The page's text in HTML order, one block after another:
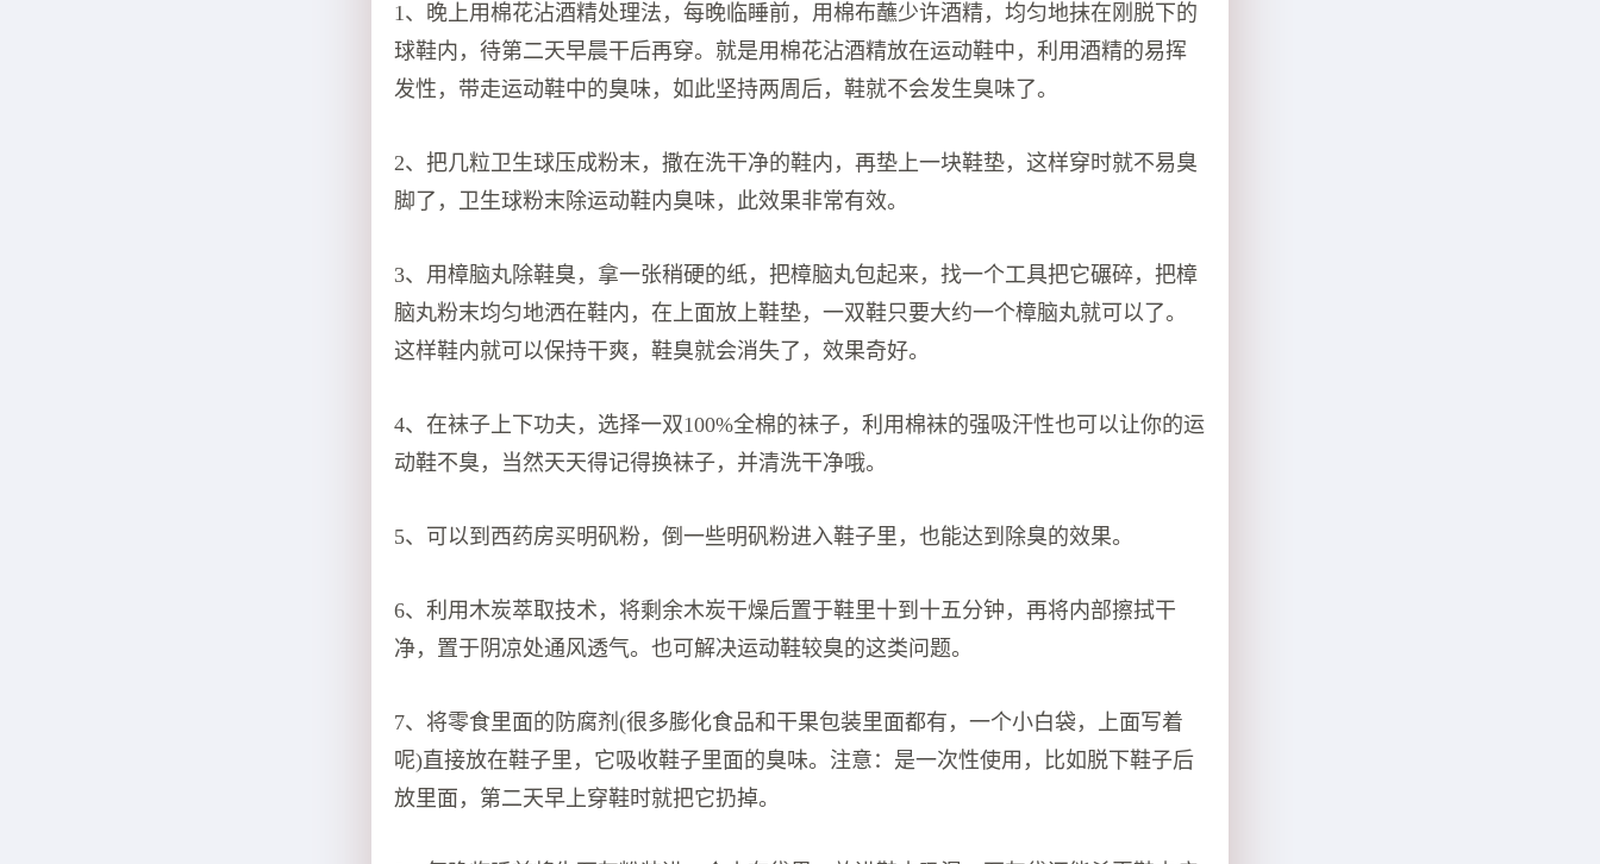
1、晚上用棉花沾酒精处理法，每晚临睡前，用棉布蘸少许酒精，均匀地抹在刚脱下的
球鞋内，待第二天早晨干后再穿。就是用棉花沾酒精放在运动鞋中，利用酒精的易挥
发性，带走运动鞋中的臭味，如此坚持两周后，鞋就不会发生臭味了。
2、把几粒卫生球压成粉末，撒在洗干净的鞋内，再垫上一块鞋垫，这样穿时就不易臭
脚了，卫生球粉末除运动鞋内臭味，此效果非常有效。
3、用樟脑丸除鞋臭，拿一张稍硬的纸，把樟脑丸包起来，找一个工具把它碾碎，把樟
脑丸粉末均匀地洒在鞋内，在上面放上鞋垫，一双鞋只要大约一个樟脑丸就可以了。
这样鞋内就可以保持干爽，鞋臭就会消失了，效果奇好。
4、在袜子上下功夫，选择一双100%全棉的袜子，利用棉袜的强吸汗性也可以让你的运
动鞋不臭，当然天天得记得换袜子，并清洗干净哦。
5、可以到西药房买明矾粉，倒一些明矾粉进入鞋子里，也能达到除臭的效果。
6、利用木炭萃取技术，将剩余木炭干燥后置于鞋里十到十五分钟，再将内部擦拭干
净，置于阴凉处通风透气。也可解决运动鞋较臭的这类问题。
7、将零食里面的防腐剂(很多膨化食品和干果包装里面都有，一个小白袋，上面写着
呢)直接放在鞋子里，它吸收鞋子里面的臭味。注意：是一次性使用，比如脱下鞋子后
放里面，第二天早上穿鞋时就把它扔掉。